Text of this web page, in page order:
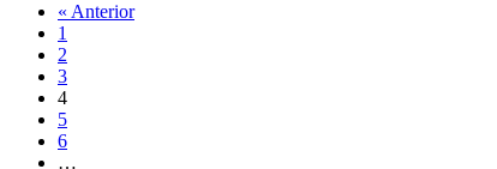
« Anterior
1
2
3
4
5
6
…